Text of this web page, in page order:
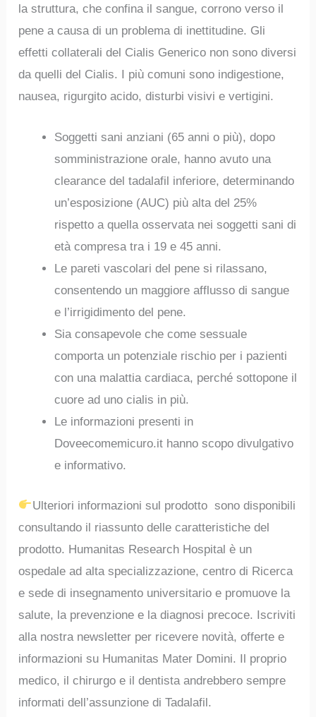
la struttura, che confina il sangue, corrono verso il
pene a causa di un problema di inettitudine. Gli
effetti collaterali del Cialis Generico non sono diversi
da quelli del Cialis. I più comuni sono indigestione,
nausea, rigurgito acido, disturbi visivi e vertigini.
Soggetti sani anziani (65 anni o più), dopo
somministrazione orale, hanno avuto una
clearance del tadalafil inferiore, determinando
un’esposizione (AUC) più alta del 25%
rispetto a quella osservata nei soggetti sani di
età compresa tra i 19 e 45 anni.
Le pareti vascolari del pene si rilassano,
consentendo un maggiore afflusso di sangue
e l’irrigidimento del pene.
Sia consapevole che come sessuale
comporta un potenziale rischio per i pazienti
con una malattia cardiaca, perché sottopone il
cuore ad uno cialis in più.
Le informazioni presenti in
Doveecomemicuro.it hanno scopo divulgativo
e informativo.
Ulteriori informazioni sul prodotto sono disponibili
consultando il riassunto delle caratteristiche del
prodotto. Humanitas Research Hospital è un
ospedale ad alta specializzazione, centro di Ricerca
e sede di insegnamento universitario e promuove la
salute, la prevenzione e la diagnosi precoce. Iscriviti
alla nostra newsletter per ricevere novità, offerte e
informazioni su Humanitas Mater Domini. Il proprio
medico, il chirurgo e il dentista andrebbero sempre
informati dell’assunzione di Tadalafil.